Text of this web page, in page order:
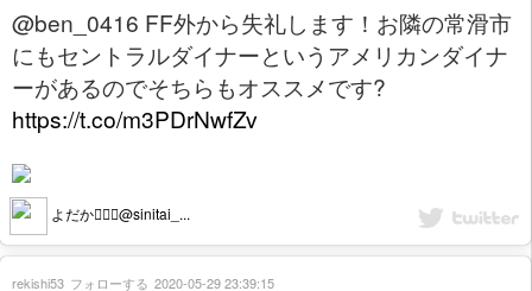
@ben_0416 FF外から失礼します！お隣の常滑市
にもセントラルダイナーというアメリカンダイナ
ーがあるのでそちらもオススメです?
https://t.co/m3PDrNwfZv
よだか👳🏾‍♂️@sinitai_...
rekishi53 フォローする 2020-05-29 23:39:15